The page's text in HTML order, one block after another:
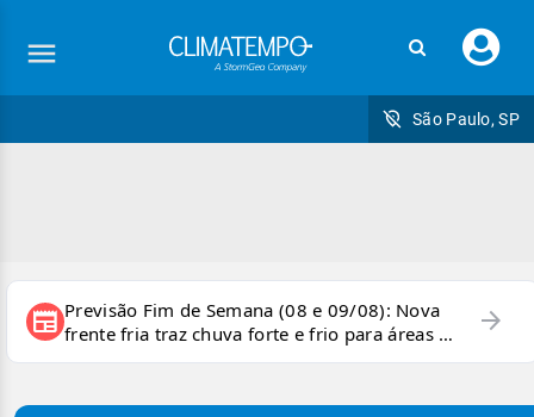
seu
São Paulo, SP
newspaper Previsão Fim de Semana (08 e 09/08): Nova
frente fria traz chuva forte e frio para áreas do
país
arrow_forward